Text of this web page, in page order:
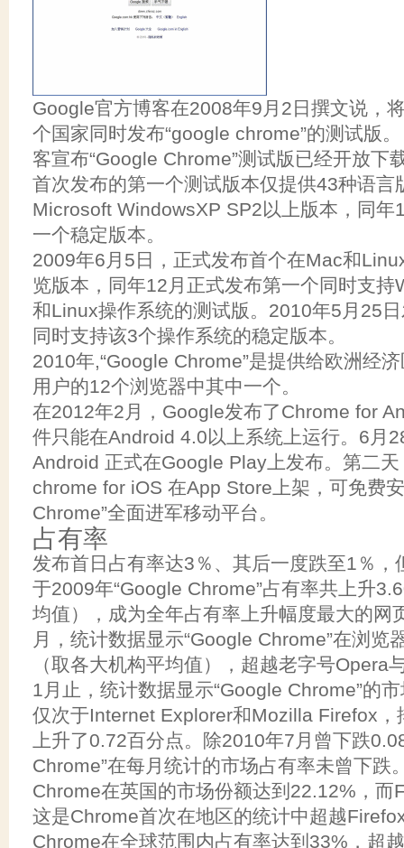
Google官方博客在2008年9月2日撰文说，
个国家同时发布“google chrome”的测试版
客宣布“Google Chrome”测试版已经开放下
首次发布的第一个测试版本仅提供43种语言
Microsoft WindowsXP SP2以上版本，同年
一个稳定版本。
2009年6月5日，正式发布首个在Mac和
览版本，同年12月正式发布第一个同时支
和Linux操作系统的测试版。2010年5月25
同时支持该3个操作系统的稳定版本。
2010年,“Google Chrome”是提供给欧洲经
用户的12个浏览器中其中一个。
在2012年2月，Google发布了Chrome for
件只能在Android 4.0以上系统上运行。6月
Android 正式在Google Play上发布。第二
chrome for iOS 在App Store上架，可免费
Chrome”全面进军移动平台。
占有率
发布首日占有率达3％、其后一度跌至1％，
于2009年“Google Chrome”占有率共上升
均值），成为全年占有率上升幅度最大的网
月，统计数据显示“Google Chrome”在浏览
（取各大机构平均值），超越老字号Opera
1月止，统计数据显示“Google Chrome”的
仅次于Internet Explorer和Mozilla Firefox，
上升了0.72百分点。除2010年7月曾下跌
Chrome”在每月统计的市场占有率未曾下跌
Chrome在英国的市场份额达到22.12%，而
这是Chrome首次在地区的统计中超越
Chrome在全球范围内占有率达到33%，超